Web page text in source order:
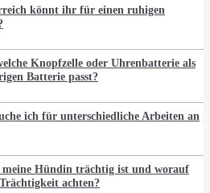
könnt ihr für einen ruhigen
Knopfzelle oder Uhrenbatterie als
Batterie passt?
ich für unterschiedliche Arbeiten an
meine Hündin trächtig ist und worauf
achten?